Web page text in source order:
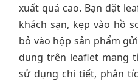
xuất quá cao. Bạn đặt
khách sạn, kẹp vào hồ
bỏ vào hộp sản phẩm
dung trên leaflet mang
sử dụng chi tiết, phân